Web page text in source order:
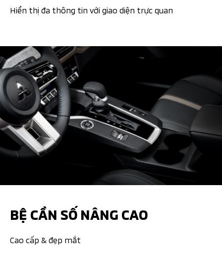
Hiển thị đa thông tin với giao diện trực quan
BỆ CẦN SỐ NÂNG CAO
Cao cấp & đẹp mắt